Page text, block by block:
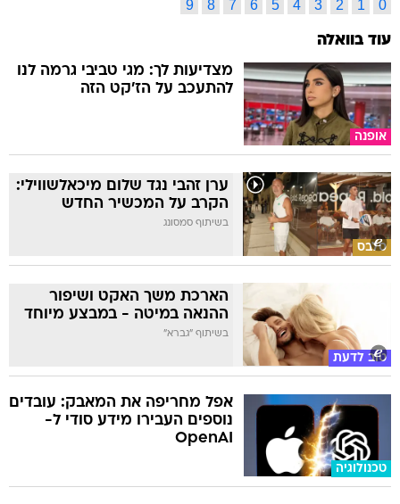
0
1
2
3
4
5
6
7
8
9
עוד בוואלה
אופנה
מצדיעות לך: מגי טביבי גרמה לנו
להתעכב על הז'קט הזה
סלבס
ערן זהבי נגד שלום מיכאלשווילי:
הקרב על המכשיר החדש
בשיתוף סמסונג
טוב לדעת
הארכת משך האקט ושיפור
ההנאה במיטה - במבצע מיוחד
בשיתוף "גברא"
טכנולוגיה
אפל מחריפה את המאבק: עובדים
נוספים העבירו מידע סודי ל-
OpenAI